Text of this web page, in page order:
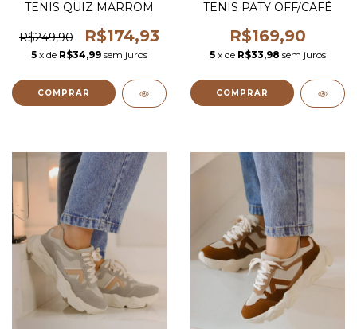
TENIS QUIZ MARROM
R$249,90 R$174,93
5 x de R$34,99 sem juros
COMPRAR
TENIS PATY OFF/CAFÉ
R$169,90
5 x de R$33,98 sem juros
COMPRAR